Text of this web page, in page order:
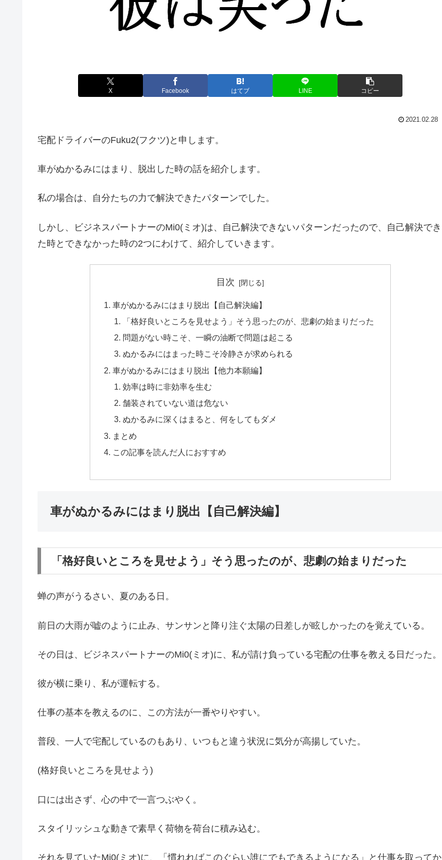
X Facebook はてブ LINE コピー
2021.02.28
宅配ドライバーのFuku2(フクツ)と申します。
車がぬかるみにはまり、脱出した時の話を紹介します。
私の場合は、自分たちの力で解決できたパターンでした。
しかし、ビジネスパートナーのMi0(ミオ)は、自己解決できないパターンだったので、自己解決でき
た時とできなかった時の2つにわけて、紹介していきます。
目次
車がぬかるみにはまり脱出【自己解決編】
「格好良いところを見せよう」そう思ったのが、悲劇の始まりだった
問題がない時こそ、一瞬の油断で問題は起こる
ぬかるみにはまった時こそ冷静さが求められる
車がぬかるみにはまり脱出【他力本願編】
効率は時に非効率を生む
舗装されていない道は危ない
ぬかるみに深くはまると、何をしてもダメ
まとめ
この記事を読んだ人におすすめ
車がぬかるみにはまり脱出【自己解決編】
「格好良いところを見せよう」そう思ったのが、悲劇の始まりだった
蝉の声がうるさい、夏のある日。
前日の大雨が嘘のように止み、サンサンと降り注ぐ太陽の日差しが眩しかったのを覚えている。
その日は、ビジネスパートナーのMi0(ミオ)に、私が請け負っている宅配の仕事を教える日だった。
彼が横に乗り、私が運転する。
仕事の基本を教えるのに、この方法が一番やりやすい。
普段、一人で宅配しているのもあり、いつもと違う状況に気分が高揚していた。
(格好良いところを見せよう)
口には出さず、心の中で一言つぶやく。
スタイリッシュな動きで素早く荷物を荷台に積み込む。
それを見ていたMi0(ミオ)に、「慣れればこのぐらい誰にでもできるようになる」と仕事を取ってか